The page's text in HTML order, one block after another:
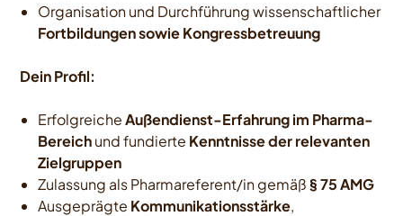
Organisation und Durchführung wissenschaftlicher
Fortbildungen sowie Kongressbetreuung
DeinProfil:
ErfolgreicheAußendienst-Erfahrung im Pharma-
Bereichund fundierte Kenntnisse der relevanten
Zielgruppen
Zulassung als Pharmareferent/in gemäß § 75 AMG
Ausgeprägte Kommunikationsstärke,